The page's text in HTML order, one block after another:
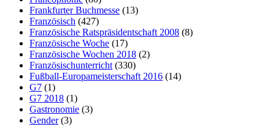
Frankfurter Buchmesse (13)
Französisch (427)
Französische Ratspräsidentschaft 2008 (8)
Französische Woche (17)
Französische Wochen 2018 (2)
Französischunterricht (330)
Fußball-Europameisterschaft 2016 (14)
G7 (1)
G7 2018 (1)
Gastronomie (3)
Gender(3)